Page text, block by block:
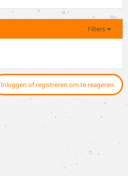
Filters
Inloggen of registreren om te reageren.